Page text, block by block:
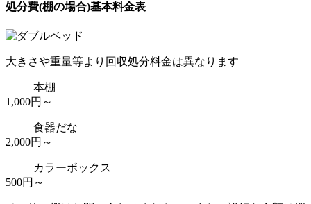
処分費(棚の場合)基本料金表
大きさや重量等より回収処分料金は異なります
本棚
1,000円～
食器だな
2,000円～
カラーボックス
500円～